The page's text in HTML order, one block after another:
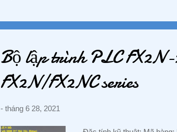
đường E, Khu chung cư
TX. Dĩ An, Tỉnh Bình Dương
Bộ lập trình PLC
FX2N/FX2NC series
- tháng 6 28, 2021